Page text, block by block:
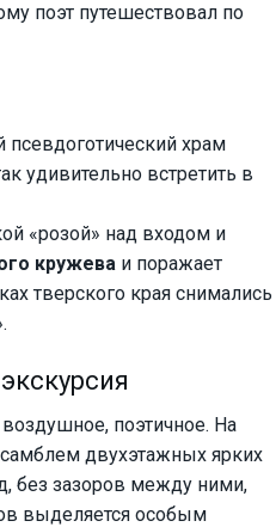
поэт путешествовал по
храм
удивительно встретить в
«розой» над входом и
кружева и поражает
тверского края снимались
поэтичное. На
двухэтажных ярких
без зазоров между ними,
выделяется особым